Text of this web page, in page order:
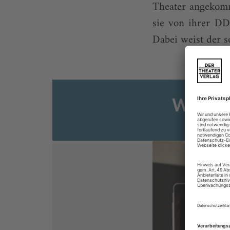
Theater
sie von ihrer
Dabei weist der
Sie